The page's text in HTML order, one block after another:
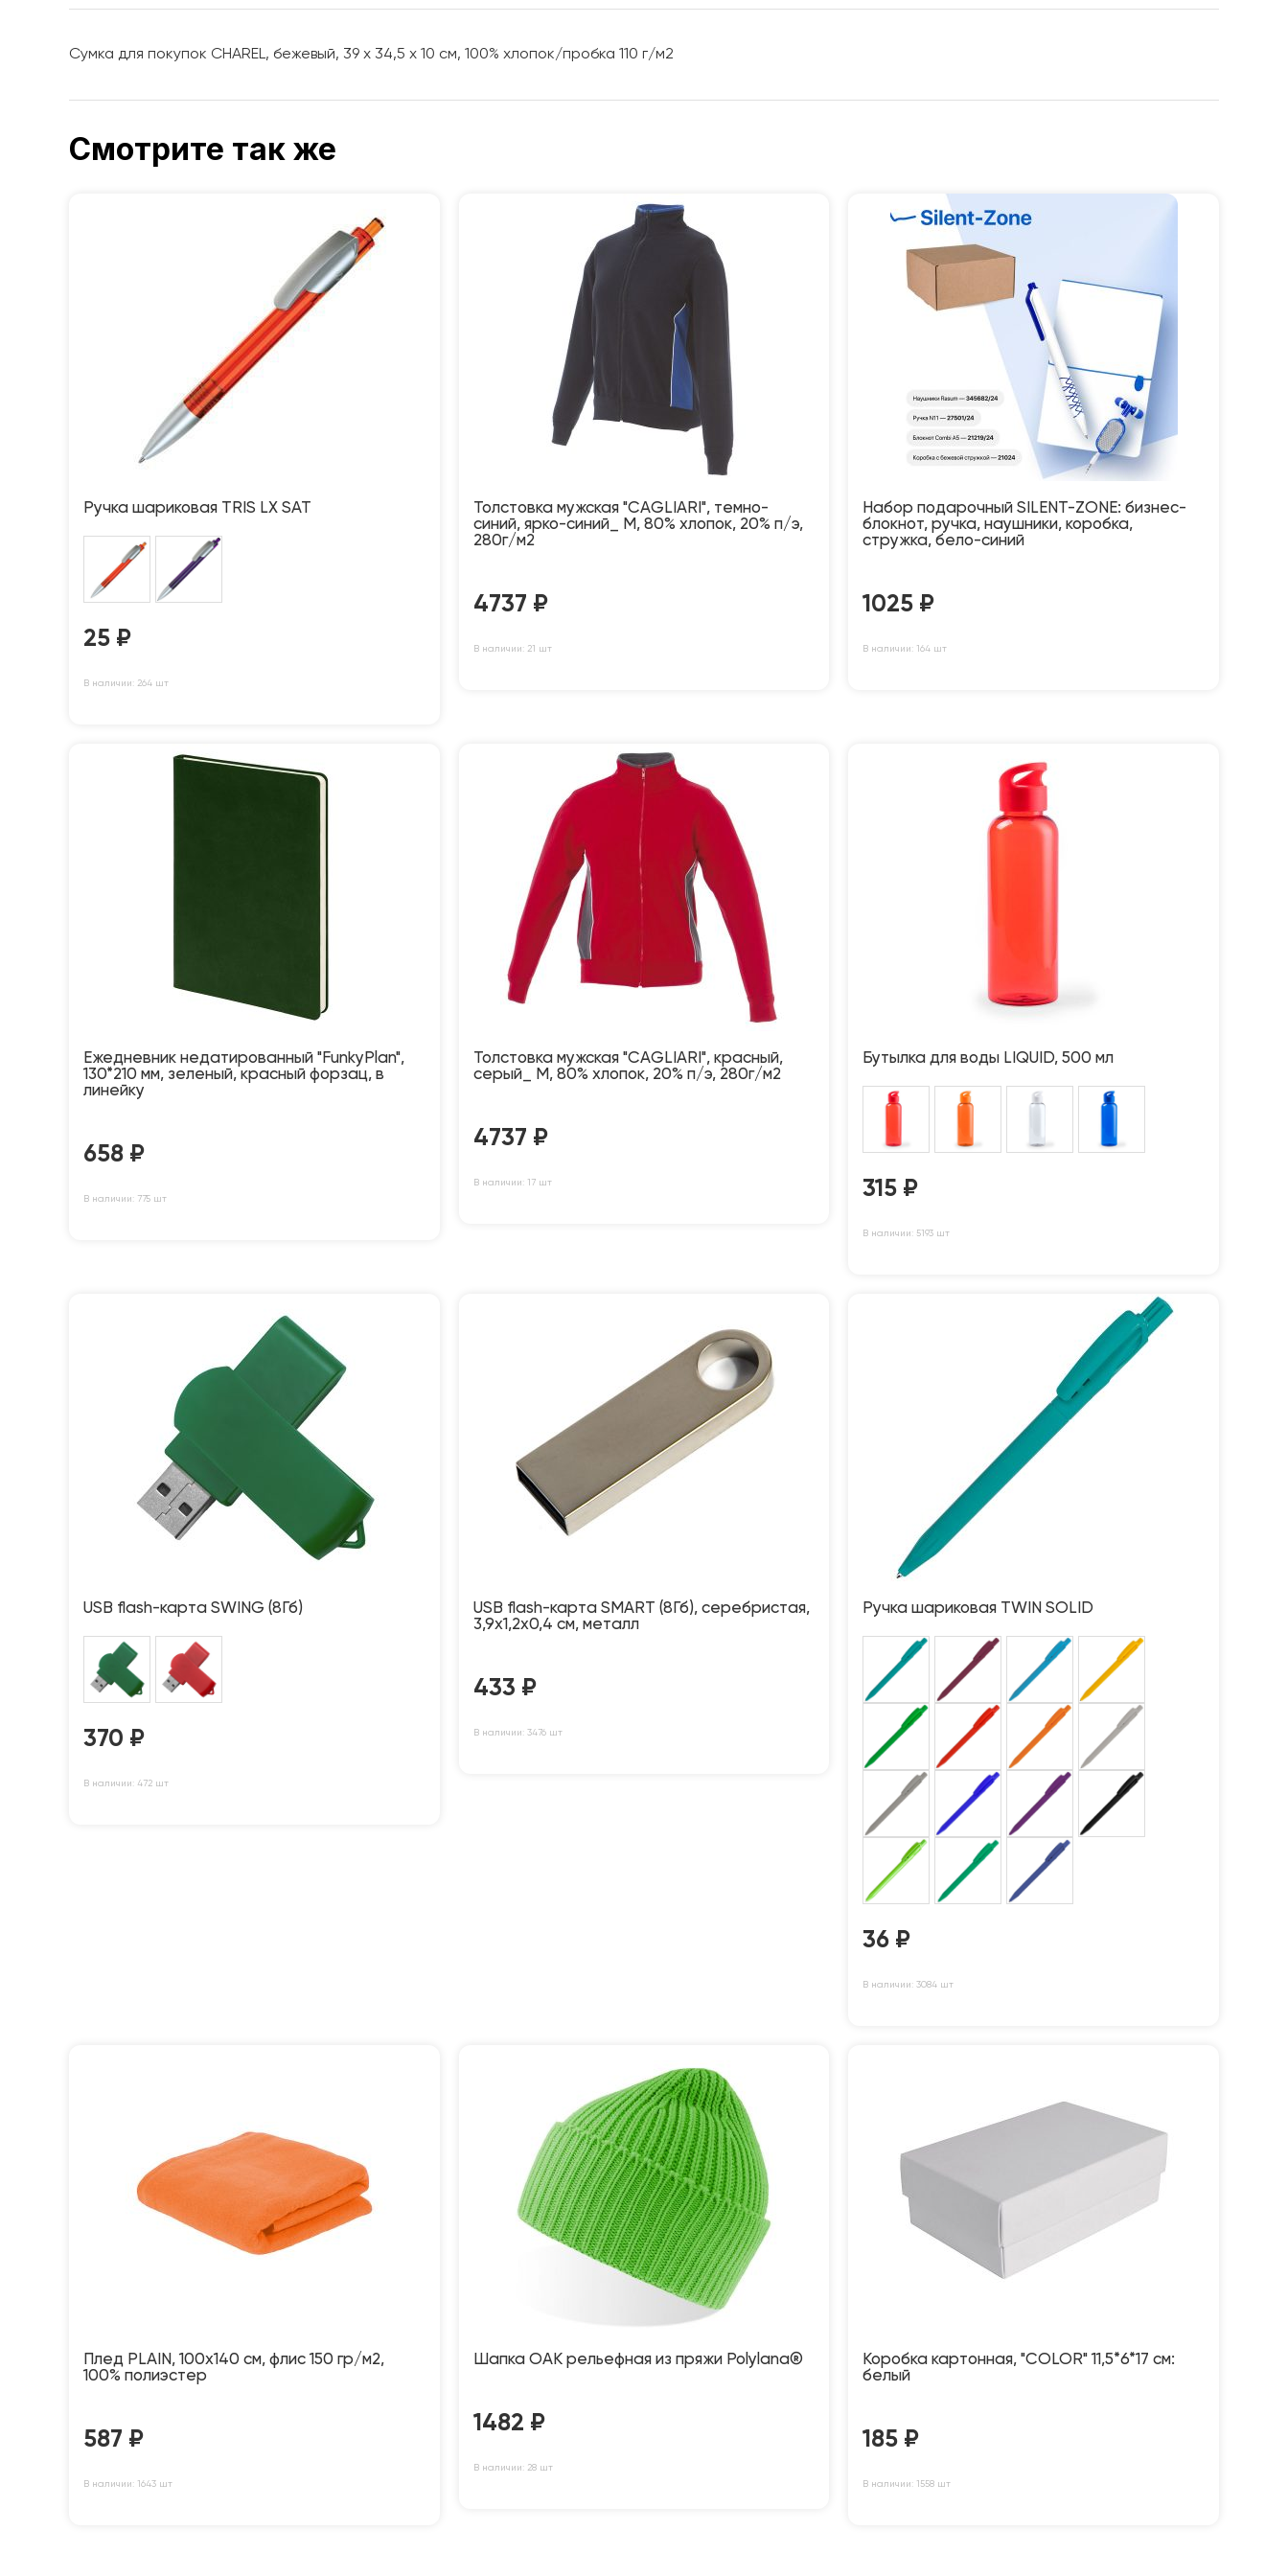
Сумка для покупок CHAREL, бежевый, 39 х 34,5 х 10 см, 100% хлопок/пробка 110 г/м2
Смотрите так же
Ручка шариковая TRIS LX SAT
25 ₽
В наличии: 264 шт
Толстовка мужская "CAGLIARI", темно-
синий, ярко-синий_ M, 80% хлопок, 20% п/э,
280г/м2
4737 ₽
В наличии: 21 шт
Набор подарочный SILENT-ZONE: бизнес-
блокнот, ручка, наушники, коробка,
стружка, бело-синий
1025 ₽
В наличии: 164 шт
Ежедневник недатированный "FunkyPlan",
130*210 мм, зеленый, красный форзац, в
линейку
658 ₽
В наличии: 775 шт
Толстовка мужская "CAGLIARI", красный,
серый_ M, 80% хлопок, 20% п/э, 280г/м2
4737 ₽
В наличии: 17 шт
Бутылка для воды LIQUID, 500 мл
315 ₽
В наличии: 5193 шт
USB flash-карта SWING (8Гб)
370 ₽
В наличии: 472 шт
USB flash-карта SMART (8Гб), серебристая,
3,9х1,2х0,4 см, металл
433 ₽
В наличии: 3476 шт
Ручка шариковая TWIN SOLID
36 ₽
В наличии: 3084 шт
Плед PLAIN, 100х140 см, флис 150 гр/м2,
100% полиэстер
587 ₽
В наличии: 1643 шт
Шапка OAK рельефная из пряжи Polylana®
1482 ₽
В наличии: 28 шт
Коробка картонная, "COLOR" 11,5*6*17 см:
белый
185 ₽
В наличии: 1558 шт